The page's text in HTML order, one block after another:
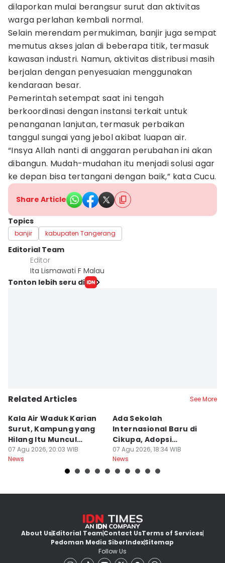
dilaporkan mulai berangsur surut dan aktivitas
warga perlahan kembali normal.
Selain merendam permukiman, banjir juga sempat
memutus akses jalan di beberapa titik, termasuk
kawasan industri. Namun, aktivitas distribusi masih
berjalan dengan penyesuaian menggunakan
kendaraan besar.
Pemerintah setempat saat ini tengah
berkoordinasi dengan instansi terkait untuk
penanganan lanjutan, termasuk perbaikan
tanggul sungai yang jebol akibat luapan air.
“Insya Allah nanti di anggaran perubahan ini akan
dibangun. Mudah-mudahan itu menjadi solusi agar
ke depan bisa tertangani dengan baik,” kata Cucu.
Share Article
Topics
banjir kabupaten Tangerang
Editorial Team
Editor
Ita Lismawati F Malau
Tonton lebih seru di
Related Articles See More
Kala Air Waduk Karian
Surut, Kampung yang
Hilang Itu Muncul
Kembali
07 Agu 2026, 20:03 WIB
News
Ada Sekolah
Internasional Baru di
Cikupa, Adopsi
Kurikulum Singapura
07 Agu 2026, 18:34 WIB
News
About UsEditorial TeamContact UsTerms of Services
Pedoman Media SiberIndexSitemap
Follow Us